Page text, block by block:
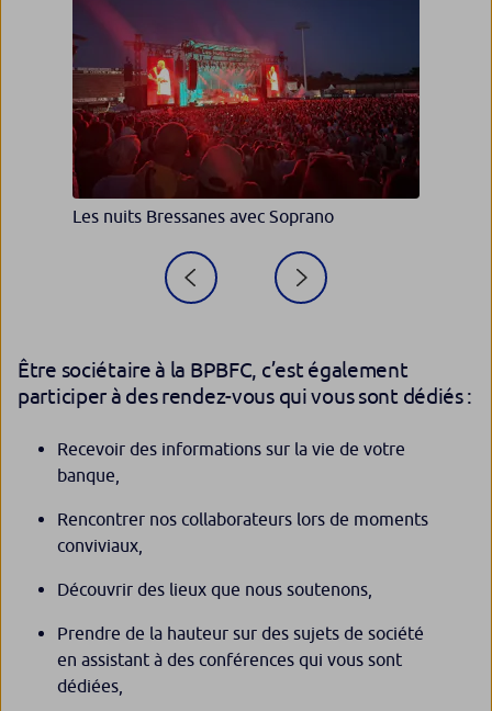
Les nuits Bressanes avec Soprano
Être sociétaire à la BPBFC, c’est également
participer à des rendez-vous qui vous sont dédiés :
Recevoir des informations sur la vie de votre
banque,
Rencontrer nos collaborateurs lors de moments
conviviaux,
Découvrir des lieux que nous soutenons,
Prendre de la hauteur sur des sujets de société
en assistant à des conférences qui vous sont
dédiées,